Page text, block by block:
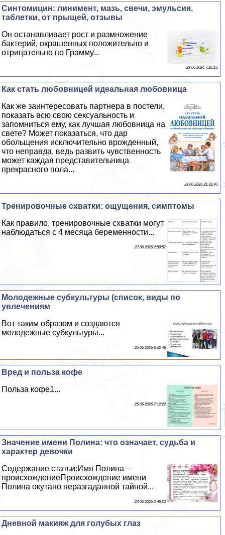
Синтомицин: линимент, мазь, свечи, эмульсия,
таблетки, от прыщей, отзывы
Он останавливает рост и размножение
бактерий, окрашенных положительно и
отрицательно по Грамму...
29 06 2026 7:26:15
Как стать любовницей идеальная любовница
Как же заинтересовать партнера в постели,
показать всю свою ceкcуальность и
запомниться ему, как лучшая любовница на
свете? Может показаться, что дар
обольщения исключительно врожденный,
что неправда, ведь развить чувственность
может каждая представительница
прекрасного пола...
28 06 2026 21:31:46
Тренировочные схватки: ощущения, симптомы
Как правило, тренировочные схватки могут
наблюдаться с 4 месяца беременности...
27 06 2026 2:59:57
Молодежные субкультуры (список, виды по
увлечениям
Вот таким образом и создаются
молодежные субкультуры...
26 06 2026 8:32:46
Вред и польза кофе
Польза кофе1...
25 06 2026 7:12:22
Значение имени Полина: что означает, судьба и
хаpaктер дeвoчки
Содержание статьи:Имя Полина –
происхождениеПроисхождение имени
Полина окутано неразгаданной тайной...
24 06 2026 2:48:23
Дневной макияж для гoлyбых глаз